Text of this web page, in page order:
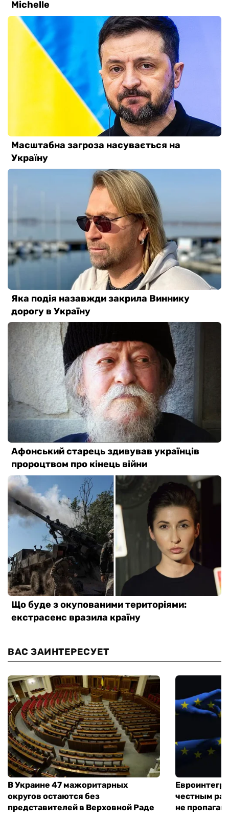
ВАС ЗАИНТЕРЕСУЕТ
В Украине 47 мажоритарных
округов остаются без
представителей в Верховной Раде
честным
не